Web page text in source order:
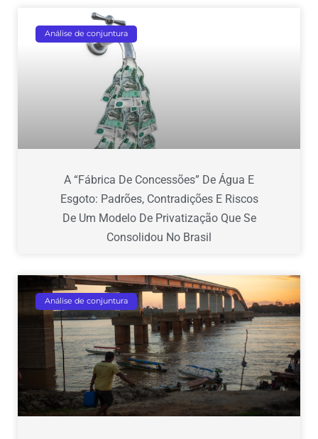
Análise de conjuntura
A “fábrica De Concessões” De Água E
Esgoto: Padrões, Contradições E Riscos
De Um Modelo De Privatização Que Se
Consolidou No Brasil
Análise de conjuntura